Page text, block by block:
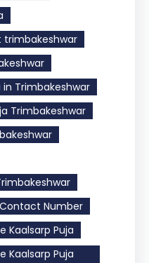
trimbakeshwar
Trimbakeshwar
Trimbakeshwar
Number
Kaalsarp Puja
Kaalsarp Puja